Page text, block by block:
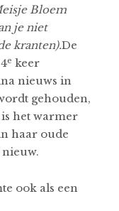
Bloem
je niet
kranten).De
e keer
nieuws in
gehouden,
het warmer
haar oude
ook als een